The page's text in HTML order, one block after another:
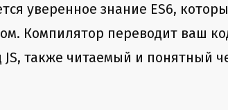
уверенное знание ES6,
Компилятор переводит ваш
также читаемый и понятный